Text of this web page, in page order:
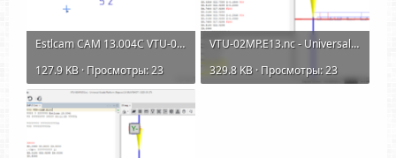
Estlcam CAM 13.004C VTU-02MP.E13.E12 21.05.2026 15_37_18.png
127.9 KB · Просмотры: 23
VTU-02MP.E13.nc - Universal Gcode Platform (Версия 2.0-SNAPSHOT _ 2025-05-27) 21.05.2026 15_44...png
329.8 KB · Просмотры: 23